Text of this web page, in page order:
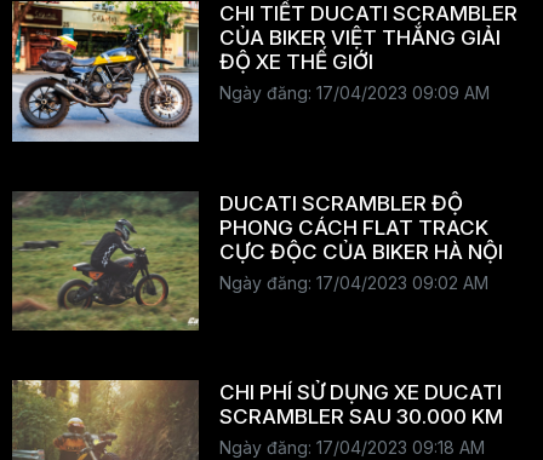
CHI TIẾT DUCATI SCRAMBLER
CỦA BIKER VIỆT THẮNG GIẢI
ĐỘ XE THẾ GIỚI
Ngày đăng: 17/04/2023 09:09 AM
DUCATI SCRAMBLER ĐỘ
PHONG CÁCH FLAT TRACK
CỰC ĐỘC CỦA BIKER HÀ NỘI
Ngày đăng: 17/04/2023 09:02 AM
CHI PHÍ SỬ DỤNG XE DUCATI
SCRAMBLER SAU 30.000 KM
Ngày đăng: 17/04/2023 09:18 AM